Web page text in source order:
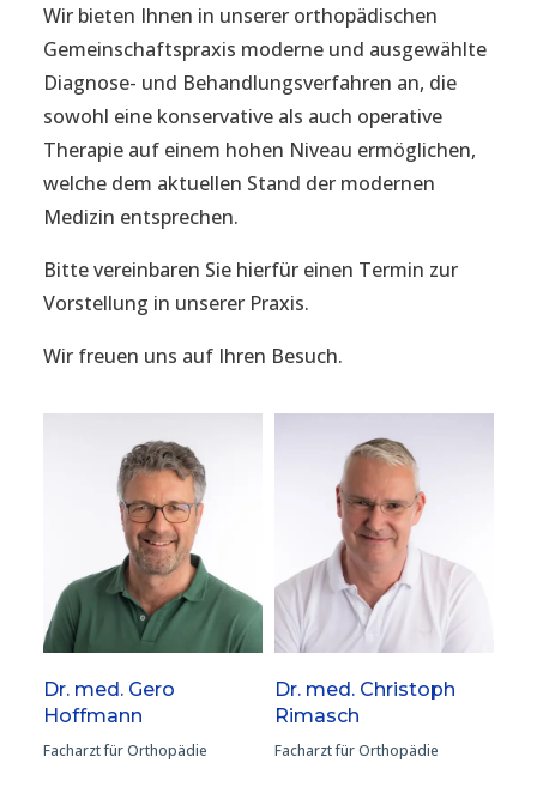
Wir bieten Ihnen in unserer orthopädischen
Gemeinschaftspraxis moderne und ausgewählte
Diagnose- und Behandlungsverfahren an, die
sowohl eine konservative als auch operative
Therapie auf einem hohen Niveau ermöglichen,
welche dem aktuellen Stand der modernen
Medizin entsprechen.
Bitte vereinbaren Sie hierfür einen Termin zur
Vorstellung in unserer Praxis.
Wir freuen uns auf Ihren Besuch.
Dr. med. Gero
Hoffmann
Facharzt für Orthopädie
Dr. med. Christoph
Rimasch
Facharzt für Orthopädie